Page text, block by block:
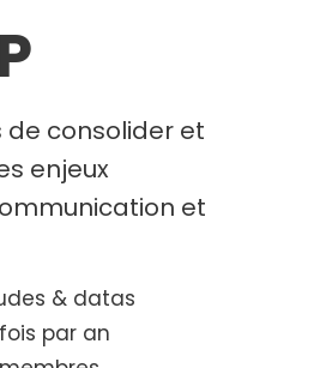
de consolider et
enjeux
et
& datas
par an